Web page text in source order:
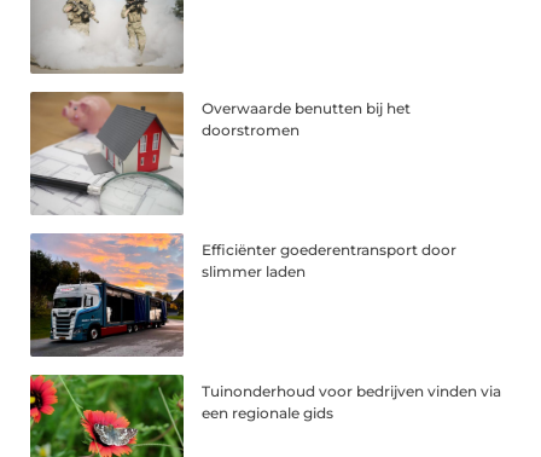
Overwaarde benutten bij het
doorstromen
Efficiënter goederentransport door
slimmer laden
Tuinonderhoud voor bedrijven vinden via
een regionale gids